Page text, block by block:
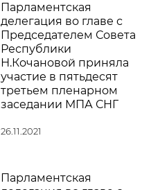
Парламентская
делегация во главе с
Председателем Совета
Республики
Н.Кочановой приняла
участие в пятьдесят
третьем пленарном
заседании МПА СНГ
26.11.2021
Парламентская